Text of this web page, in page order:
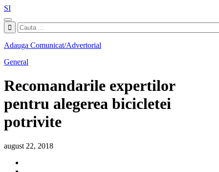
SI
Adauga Comunicat/Advertorial
General
Recomandarile expertilor
pentru alegerea bicicletei
potrivite
august 22, 2018